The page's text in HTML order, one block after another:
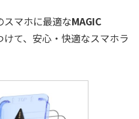
スマホに最適なMAGIC
けて、安心・快適なスマホラ